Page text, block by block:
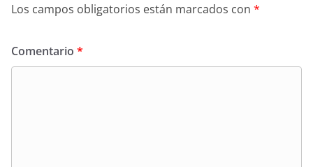
Los campos obligatorios están marcados con *
Comentario *